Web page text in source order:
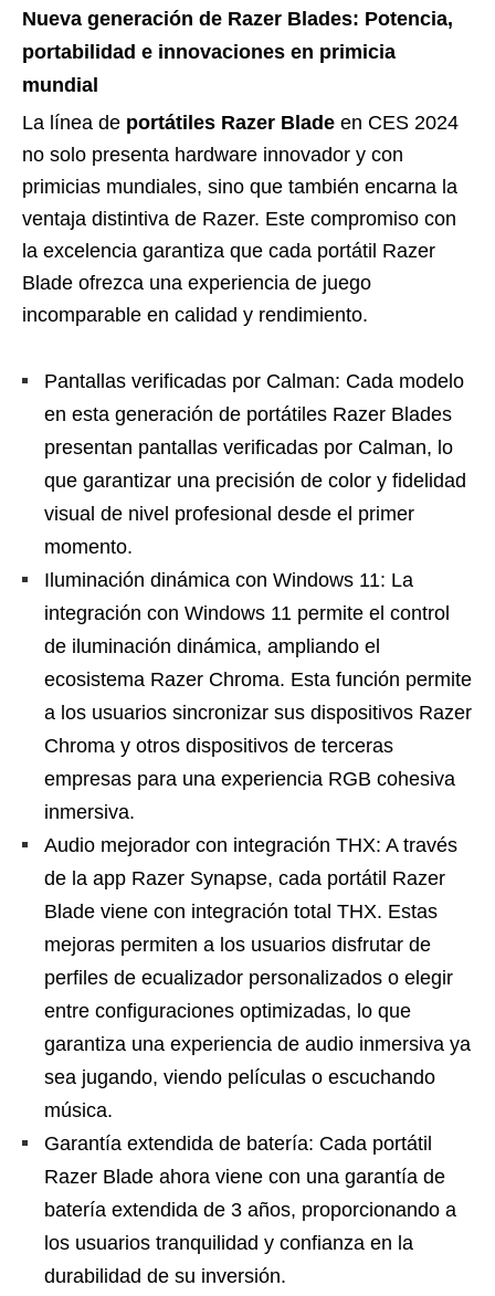
Nueva generación de Razer Blades: Potencia,
portabilidad e innovaciones en primicia
mundial
La línea de portátiles Razer Blade en CES 2024
no solo presenta hardware innovador y con
primicias mundiales, sino que también encarna la
ventaja distintiva de Razer. Este compromiso con
la excelencia garantiza que cada portátil Razer
Blade ofrezca una experiencia de juego
incomparable en calidad y rendimiento.
Pantallas verificadas por Calman: Cada modelo
en esta generación de portátiles Razer Blades
presentan pantallas verificadas por Calman, lo
que garantizar una precisión de color y fidelidad
visual de nivel profesional desde el primer
momento.
Iluminación dinámica con Windows 11: La
integración con Windows 11 permite el control
de iluminación dinámica, ampliando el
ecosistema Razer Chroma. Esta función permite
a los usuarios sincronizar sus dispositivos Razer
Chroma y otros dispositivos de terceras
empresas para una experiencia RGB cohesiva
inmersiva.
Audio mejorador con integración THX: A través
de la app Razer Synapse, cada portátil Razer
Blade viene con integración total THX. Estas
mejoras permiten a los usuarios disfrutar de
perfiles de ecualizador personalizados o elegir
entre configuraciones optimizadas, lo que
garantiza una experiencia de audio inmersiva ya
sea jugando, viendo películas o escuchando
música.
Garantía extendida de batería: Cada portátil
Razer Blade ahora viene con una garantía de
batería extendida de 3 años, proporcionando a
los usuarios tranquilidad y confianza en la
durabilidad de su inversión.